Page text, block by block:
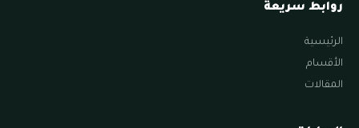
روابط سريعة
الرئيسية
الأقسام
المقالات